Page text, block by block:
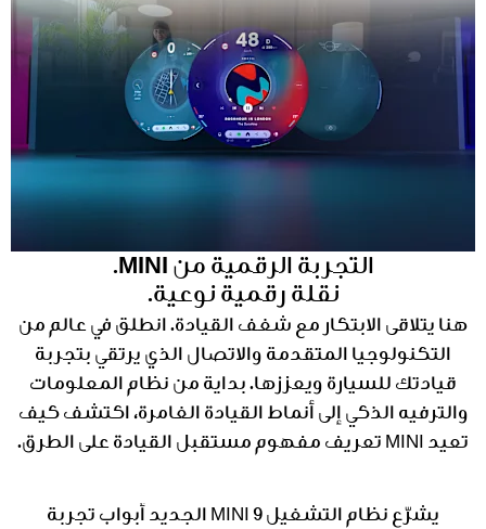
التجربة الرقمية من MINI.
نقلة رقمية نوعية.
هنا يتلاقى الابتكار مع شغف القيادة. انطلق في عالم من
التكنولوجيا المتقدمة والاتصال الذي يرتقي بتجربة
قيادتك للسيارة ويعززها. بداية من نظام المعلومات
والترفيه الذكي إلى أنماط القيادة الغامرة، اكتشف كيف
تعيد MINI تعريف مفهوم مستقبل القيادة على الطرق.
يشرّع نظام التشغيل MINI 9 الجديد أبواب تجربة